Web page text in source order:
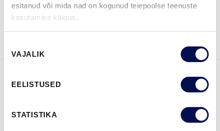
esitanud või mida nad on kogunud teiepoolse teenuste
kasutamise käigus.
valik
VAJALIK
EELISTUSED
STATISTIKA
VAATA
BROŠÜÜRE
ühendust